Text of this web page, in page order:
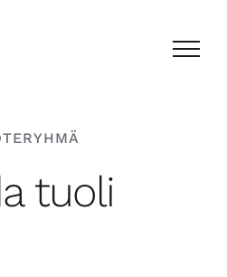
tuoli